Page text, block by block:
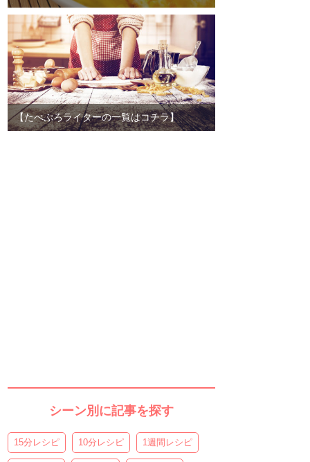
【たべぷろライターの一覧はコチラ】
シーン別に記事を探す
15分レシピ 10分レシピ 1週間レシピ